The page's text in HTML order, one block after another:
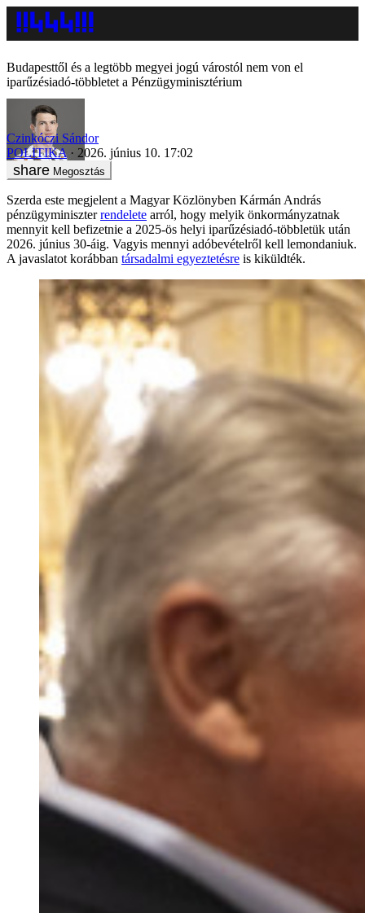
Budapesttől és a legtöbb megyei jogú várostól nem von el
iparűzésiadó-többletet a Pénzügyminisztérium
Czinkóczi Sándor
POLITIKA
2026. június 10. 17:02
Megosztás
Szerda este megjelent a Magyar Közlönyben Kármán András
pénzügyminiszterrendelete arról, hogy melyik önkormányzatnak
mennyit kell befizetnie a 2025-ös helyi iparűzésiadó-többletük után
2026. június 30-áig. Vagyis mennyi adóbevételről kell lemondaniuk.
A javaslatot korábban társadalmi egyeztetésre is kiküldték.